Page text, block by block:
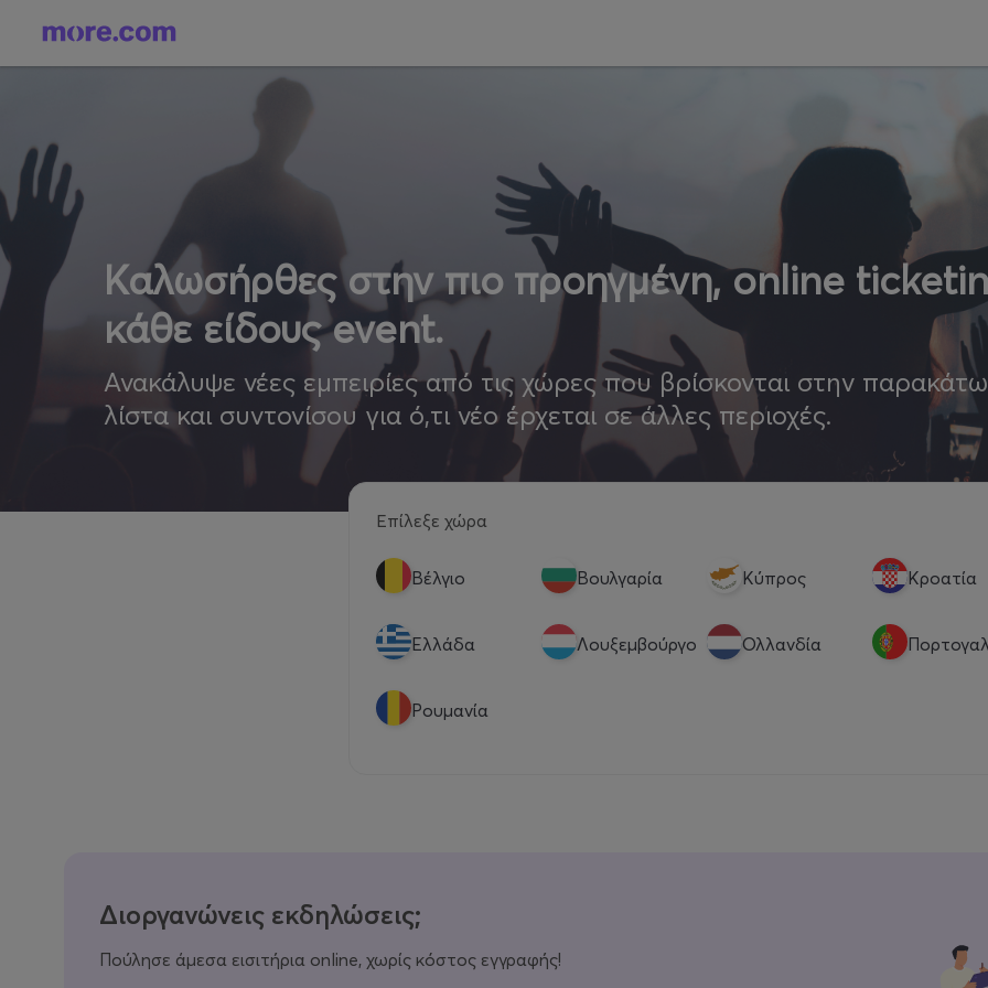
Καλωσήρθες στην πιο προηγμένη, online
κάθε είδους event.
Ανακάλυψε νέες εμπειρίες από τις χώρες που βρίσκονται στην παρακάτω
λίστα και συντονίσου για ό,τι νέο έρχεται σε άλλες περιοχές.
Επίλεξε χώρα
Βέλγιο Βουλγαρία Κύπρος Κροατία
Eλλάδα Λουξεμβούργο Ολλανδία
Ρουμανία
Διοργανώνεις εκδηλώσεις;
Πούλησε άμεσα εισιτήρια online, χωρίς κόστος εγγραφής!